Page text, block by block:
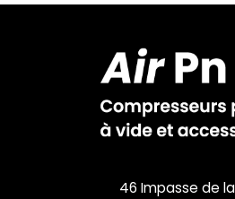
46 Impasse de